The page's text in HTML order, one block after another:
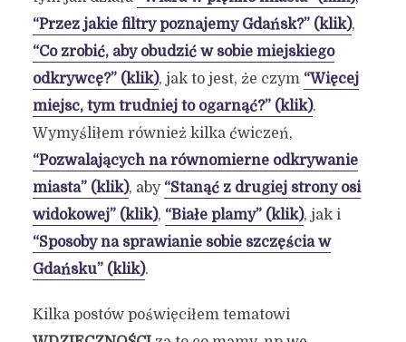
“Przez jakie filtry poznajemy Gdańsk?” (klik),
“Co zrobić, aby obudzić w sobie miejskiego
odkrywcę?” (klik), jak to jest, że czym “Więcej
miejsc, tym trudniej to ogarnąć?” (klik).
Wymyśliłem również kilka ćwiczeń,
“Pozwalających na równomierne odkrywanie
miasta” (klik), aby “Stanąć z drugiej strony osi
widokowej” (klik), “Białe plamy” (klik), jak i
“Sposoby na sprawianie sobie szczęścia w
Gdańsku” (klik).
Kilka postów poświęciłem tematowi